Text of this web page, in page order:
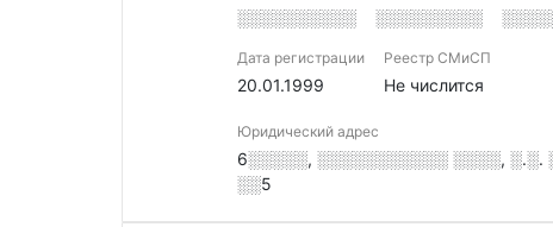
░░░░░░░░░░ ░░░░░░░░░
Дата регистрации
20.01.1999
Реестр СМиСП
Не числится
Юридический адрес
6░░░░░, ░░░░░░░░░░░ ░░░░,
░░5